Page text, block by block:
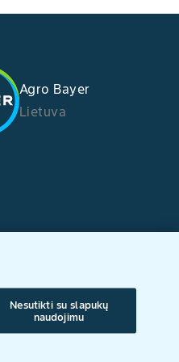
Agro Bayer
Lietuva
Nesutikti su slapukų
naudojimu